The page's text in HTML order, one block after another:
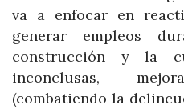
va a enfocar en
generar empleos
construcción y la
inconclusas,
(combatiendo la